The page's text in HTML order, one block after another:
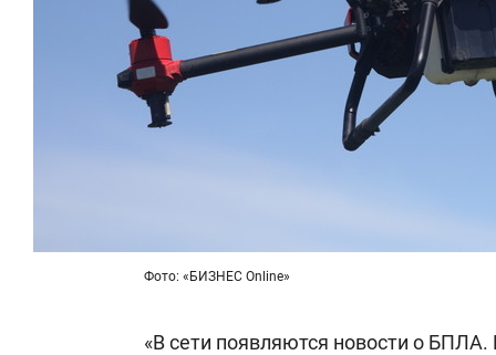
Фото: «БИЗНЕС Online»
«В сети появляются новости о